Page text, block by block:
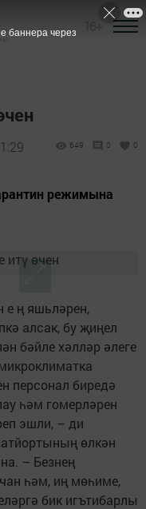
649 0 0
режимына
е ң яшьләрен,
алсак, бу җиңел
бәйле хәлләр әлеге
персонал биредә
һәм гомерләрен
эшли, – ди
өлкән
– Безнең
һәм, иң мөһиме,
бик игътибарлы
баннера через